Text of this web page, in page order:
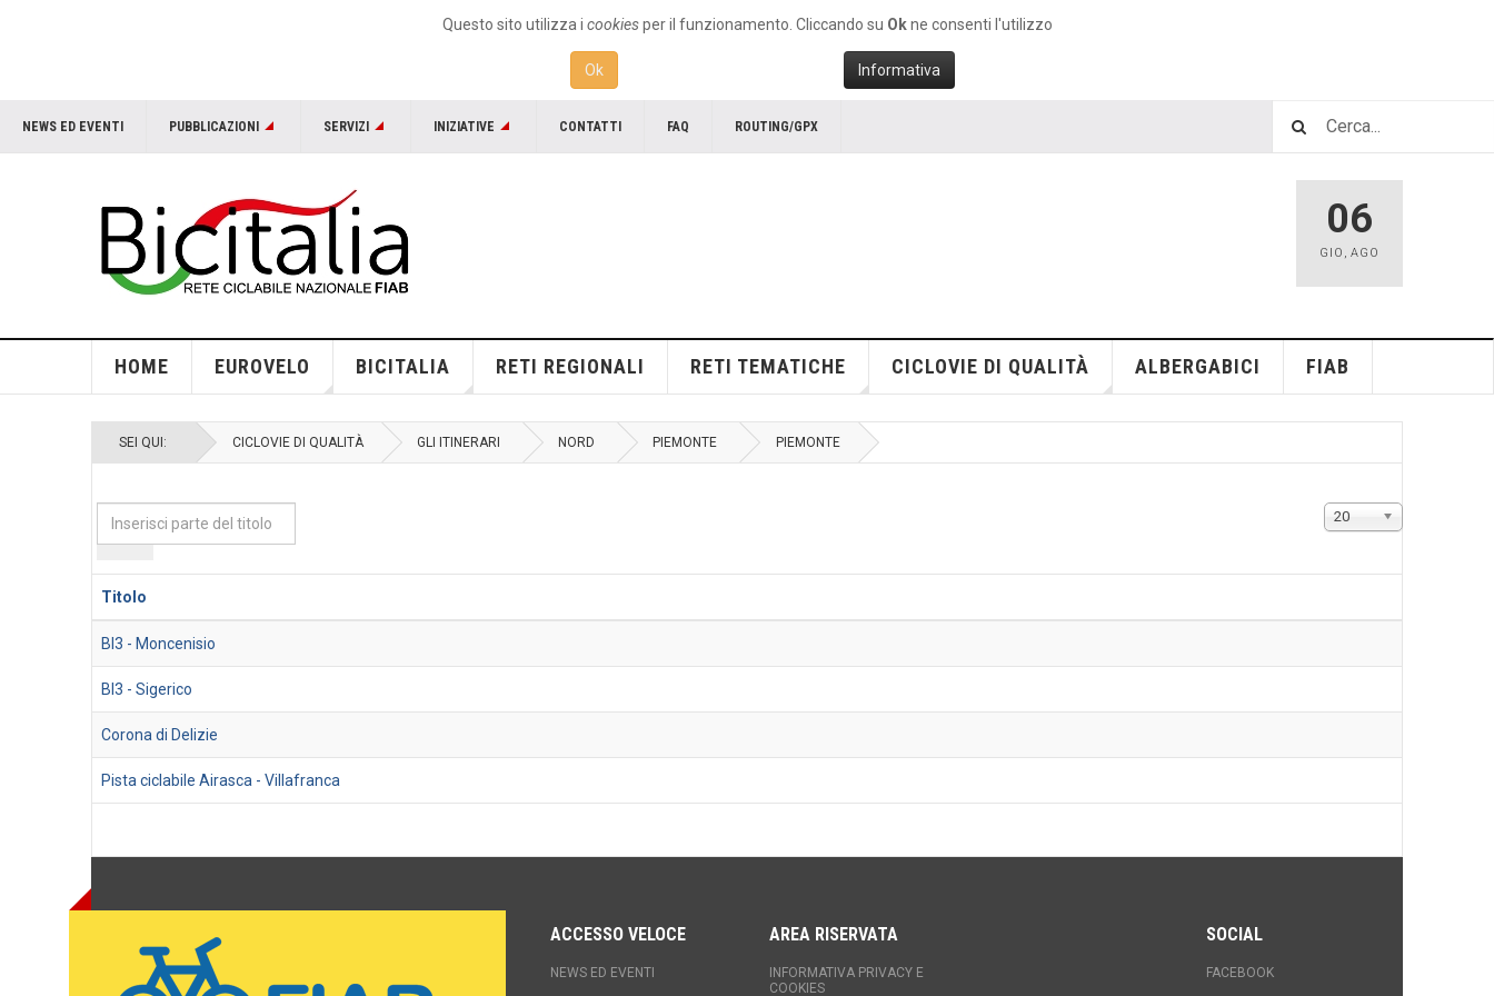
Questo sito utilizza i cookiesper il funzionamento. Cliccando su Okne consenti l'utilizzo
Ok Informativa
NEWS ED EVENTI PUBBLICAZIONI SERVIZI INIZIATIVE CONTATTI FAQ ROUTING/GPX
06
GIO , AGO
HOME EUROVELO BICITALIA RETI REGIONALI RETI TEMATICHE CICLOVIE DI QUALITÀ ALBERGABICI FIAB
SEI QUI: CICLOVIE DI QUALITÀ GLI ITINERARI NORD PIEMONTE PIEMONTE
Inserisci
parte
titolo
Visualizza
20
Titolo
BI3 - Moncenisio
BI3 - Sigerico
Corona di Delizie
Pista ciclabile Airasca - Villafranca
ACCESSO VELOCE
NEWS ED EVENTI
AREA RISERVATA
INFORMATIVA PRIVACY E
COOKIES
SOCIAL
FACEBOOK